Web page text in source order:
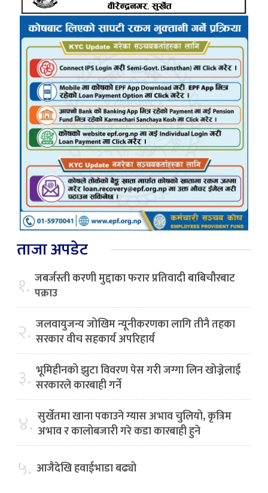
ताजा अपडेट
१. जबर्जस्ती करणी मुद्दाका फरार प्रतिवादी बाबिचौरबाट
पक्राउ
२. जलवायुजन्य जोखिम न्यूनीकरणका लागि तीनै तहका
सरकार वीच सहकार्य अपरिहार्य
३. भूमिहीनको झुटा विवरण पेस गरी जग्गा लिन खोज्नेलाई
सरकारले कारबाही गर्ने
४. सुर्खेतमा खाना पकाउने ग्यास अभाव चुलियो, कृत्रिम
अभाव र कालोबजारी गरे कडा कारबाही हुने
५. आजैदेखि हवाईभाडा बढ्यो